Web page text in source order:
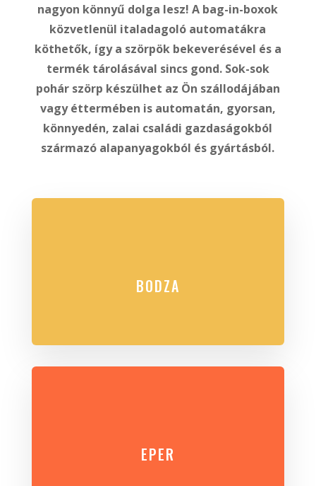
nagyon könnyű dolga lesz! A bag-in-boxok
közvetlenül italadagoló automatákra
köthetők, így a szörpök bekeverésével és a
termék tárolásával sincs gond. Sok-sok
pohár szörp készülhet az Ön szállodájában
vagy éttermében is automatán, gyorsan,
könnyedén, zalai családi gazdaságokból
származó alapanyagokból és gyártásból.
BODZA
EPER